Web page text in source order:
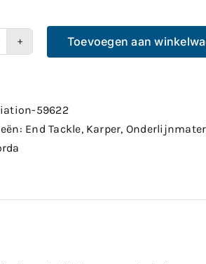
Toevoegen aan
59622
End Tackle, Karper,